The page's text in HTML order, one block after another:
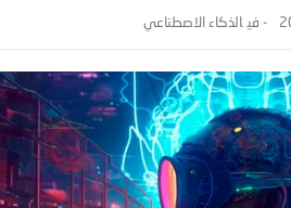
- ‎في الذكاء الاصطناعي